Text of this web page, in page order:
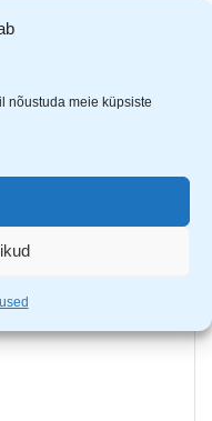
nõustuda meie küpsiste